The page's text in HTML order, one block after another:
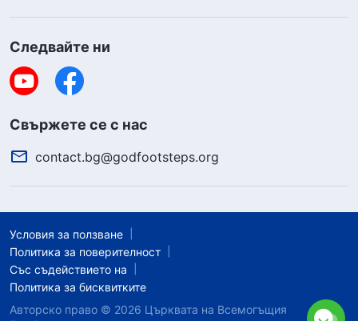
Следвайте ни
Свържете се с нас
contact.bg@godfootsteps.org
Условия за ползване
Политика за поверителност
Със съдействието на
Политика за бисквитките
Авторско право © 2026 Църквата на Всемогъщия